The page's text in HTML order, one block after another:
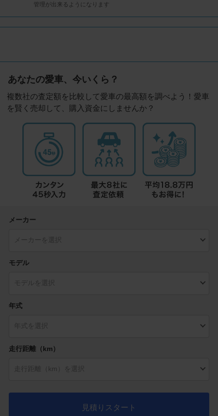
管理が出来るようになります
あなたの愛車、今いくら？
複数社の査定額を比較して愛車の最高額を調べよう！愛車
を賢く売却して、購入資金にしませんか？
メーカー
モデル
年式
走行距離（km）
見積りスタート